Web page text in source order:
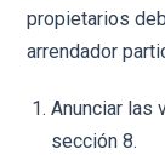
propietarios
arrendador
Anunciar las
sección 8.